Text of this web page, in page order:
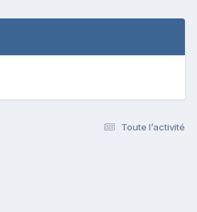
Toute l’activité